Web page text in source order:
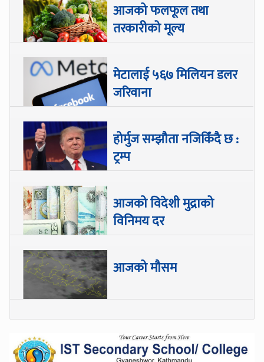
आजको फलफूल तथा
तरकारीको मूल्य
मेटालाई ५६७ मिलियन डलर
जरिवाना
होर्मुज सम्झौता नजिकिँदै छ :
ट्रम्प
आजको विदेशी मुद्राको
विनिमय दर
आजको मौसम